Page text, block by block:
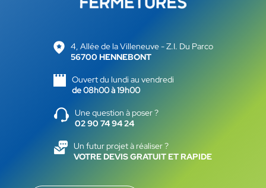
4, Allée de la Villeneuve - Z.I. Du Parco
56700 HENNEBONT
Ouvert du lundi au vendredi
de 08h00 à 19h00
Une question à poser ?
02 90 74 94 24
Un futur projet à réaliser ?
VOTRE DEVIS GRATUIT ET RAPIDE